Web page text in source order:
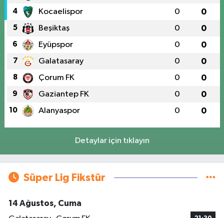
4 Kocaelispor 0 0
5 Beşiktaş 0 0
6 Eyüpspor 0 0
7 Galatasaray 0 0
8 Çorum FK 0 0
9 Gaziantep FK 0 0
10 Alanyaspor 0 0
Detaylar için tıklayın
Süper Lig Fikstür
14 Ağustos, Cuma